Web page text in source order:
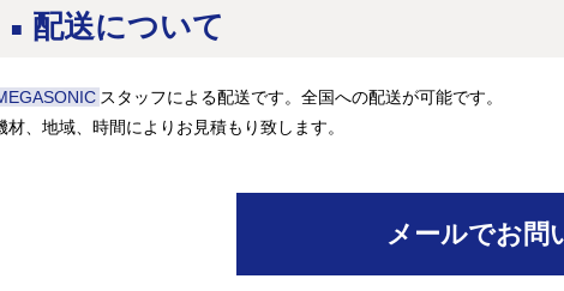
配送について
スタッフによる配送です。全国への配送が可能です。
材、地域、時間によりお見積もり致します。
メールでお問